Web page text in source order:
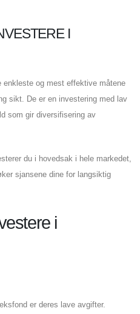
I
enkleste og mest effektive måtene
sikt. De er en investering med lav
som gir diversifisering av
du i hovedsak i hele markedet,
sjansene dine for langsiktig
i
er deres lave avgifter.